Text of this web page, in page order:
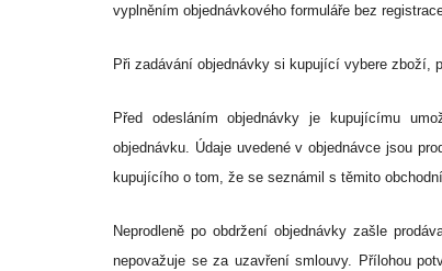
vyplněním objednávkového formuláře bez
Při zadávání objednávky si kupující vybere zboží,
Před odesláním objednávky je kupujícímu
objednávku. Údaje uvedené v objednávce jsou
kupujícího o tom, že se seznámil s těmito
Neprodleně po obdržení objednávky zašle
nepovažuje se za uzavření smlouvy. Přílohou